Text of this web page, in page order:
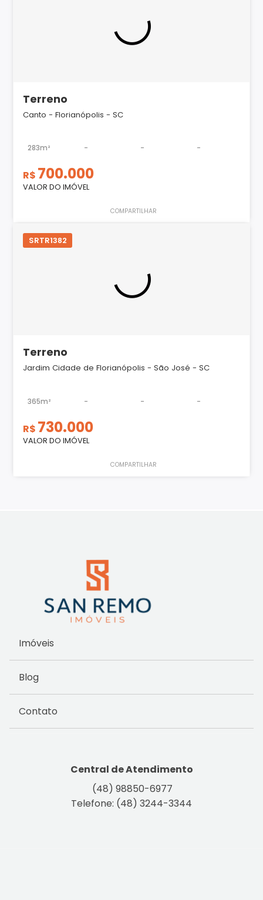
Terreno
Canto - Florianópolis - SC
283m² - - -
R$ 700.000
VALOR DO IMÓVEL
COMPARTILHAR
SRTR1382
Terreno
Jardim Cidade de Florianópolis - São José - SC
365m² - - -
R$ 730.000
VALOR DO IMÓVEL
COMPARTILHAR
Imóveis
Blog
Contato
Central de Atendimento
(48) 98850-6977
Telefone: (48) 3244-3344